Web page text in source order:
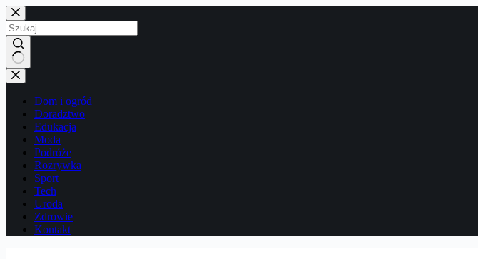
Przejdź
do
treści
Brak
wyników
Dom i ogród
Doradztwo
Edukacja
Moda
Podróże
Rozrywka
Sport
Tech
Uroda
Zdrowie
Kontakt